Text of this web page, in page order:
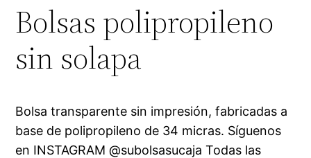
Bolsas polipropileno
sin solapa
Bolsa transparente sin impresión, fabricadas a
base de polipropileno de 34 micras. Síguenos
en INSTAGRAM @subolsasucaja Todas las